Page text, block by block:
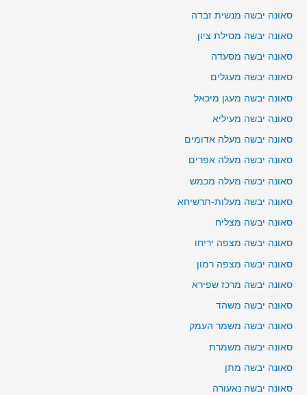
סאונה יבשה מנשית זבדה
סאונה יבשה מסילת ציון
סאונה יבשה מסעדה
סאונה יבשה מעגלים
סאונה יבשה מעגן מיכאל
סאונה יבשה מעיליא
סאונה יבשה מעלה אדומים
סאונה יבשה מעלה אפרים
סאונה יבשה מעלה מכמש
סאונה יבשה מעלות-תרשיחא
סאונה יבשה מצליח
סאונה יבשה מצפה יריחו
סאונה יבשה מצפה רמון
סאונה יבשה מרכז שפירא
סאונה יבשה משהד
סאונה יבשה משמר העמק
סאונה יבשה משמרת
סאונה יבשה מתן
סאונה יבשה נאעורה